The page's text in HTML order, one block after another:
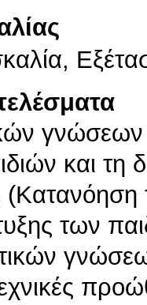
γνώσεων
και τη
των